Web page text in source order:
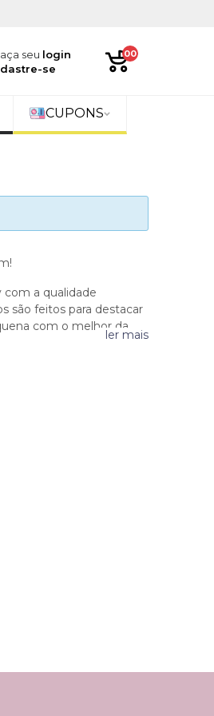
seu login
se
00
CUPONS
a qualidade
são feitos para destacar
com o melhor da
ler mais